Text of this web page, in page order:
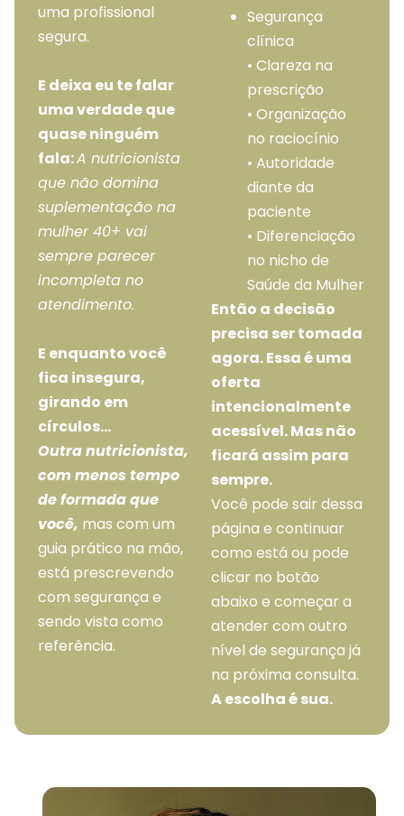
uma profissional
segura.
E deixa eu te falar
uma verdade que
quase ninguém
fala:A nutricionista
que não domina
suplementação na
mulher 40+ vai
sempre parecer
incompleta no
atendimento.
E enquanto você
fica insegura,
girando em
círculos…
Outra nutricionista,
com menos tempo
de formada que
você, mas com um
guia prático na mão,
está prescrevendo
com segurança e
sendo vista como
referência.
Segurança
clínica
• Clareza na
prescrição
• Organização
no raciocínio
• Autoridade
diante da
paciente
• Diferenciação
no nicho de
Saúde da Mulher
Então a decisão
precisa ser tomada
agora. Essa é uma
oferta
intencionalmente
acessível. Mas não
ficará assim para
sempre.
Você pode sair dessa
página e continuar
como está ou pode
clicar no botão
abaixo e começar a
atender com outro
nível de segurança já
na próxima consulta.
A escolha é sua.